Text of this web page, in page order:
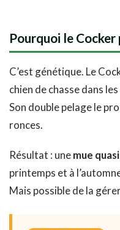
Pourquoi le
C’est génétique. Le
chien de chasse dans
Son double pelage le
ronces.
Résultat : unemue
printemps et à
Mais possible de la